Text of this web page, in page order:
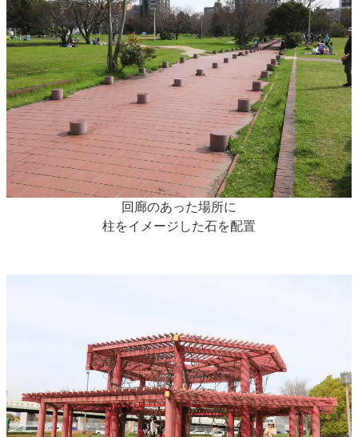
回廊のあった場所に
柱をイメージした石を配置